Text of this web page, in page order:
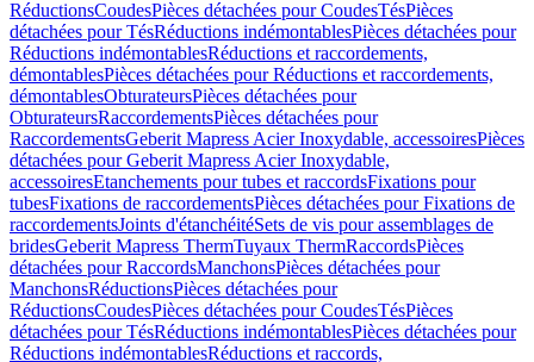
RéductionsCoudesPièces détachées pour CoudesTésPièces
détachées pour TésRéductions indémontablesPièces détachées pour
Réductions indémontablesRéductions et raccordements,
démontablesPièces détachées pour Réductions et raccordements,
démontablesObturateursPièces détachées pour
ObturateursRaccordementsPièces détachées pour
RaccordementsGeberit Mapress Acier Inoxydable, accessoiresPièces
détachées pour Geberit Mapress Acier Inoxydable,
accessoiresEtanchements pour tubes et raccordsFixations pour
tubesFixations de raccordementsPièces détachées pour Fixations de
raccordementsJoints d'étanchéitéSets de vis pour assemblages de
bridesGeberit Mapress ThermTuyaux ThermRaccordsPièces
détachées pour RaccordsManchonsPièces détachées pour
ManchonsRéductionsPièces détachées pour
RéductionsCoudesPièces détachées pour CoudesTésPièces
détachées pour TésRéductions indémontablesPièces détachées pour
Réductions indémontablesRéductions et raccords,